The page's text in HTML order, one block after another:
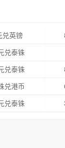
兑英镑
兑泰铢
兑泰铢
兑港币
兑泰铢